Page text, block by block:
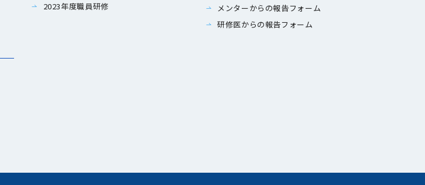
2023年度職員研修
メンターからの報告フォーム
研修医からの報告フォーム